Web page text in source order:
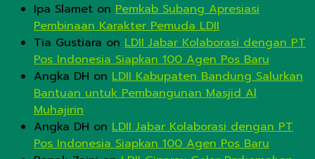
Ipa Slamet on Pemkab Subang Apresiasi
Pembinaan Karakter Pemuda LDII
Tia Gustiara on LDII Jabar Kolaborasi dengan PT
Pos Indonesia Siapkan 100 Agen Pos Baru
Angka DH on LDII Kabupaten Bandung Salurkan
Bantuan untuk Pembangunan Masjid Al
Muhajirin
Angka DH on LDII Jabar Kolaborasi dengan PT
Pos Indonesia Siapkan 100 Agen Pos Baru